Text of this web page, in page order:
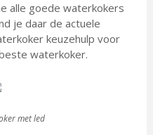
alle goede waterkokers
je daar de actuele
keuzehulp voor
waterkoker.
met led